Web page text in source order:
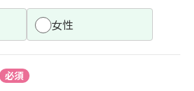
女性
必須